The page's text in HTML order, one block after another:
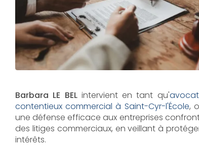
Barbara LE BELintervient en tant qu'
contentieux commercial à Saint-Cyr-l'École,
une défense efficace aux entreprises
des litiges commerciaux, en veillant à
intérêts.